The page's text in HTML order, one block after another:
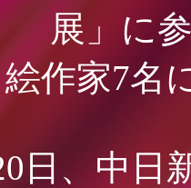
展」 に
作家7名
日、中日